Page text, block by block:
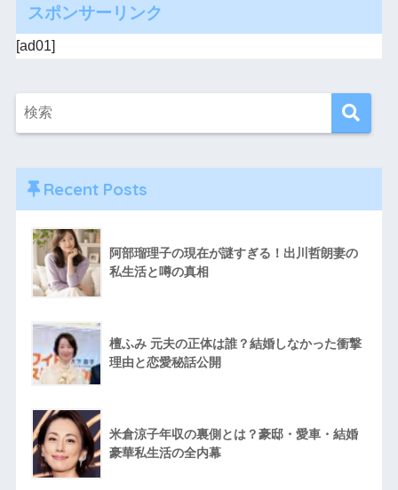
スポンサーリンク
[ad01]
Recent Posts
阿部瑠理子の現在が謎すぎる！出川哲朗妻の
私生活と噂の真相
檀ふみ 元夫の正体は誰？結婚しなかった衝撃
理由と恋愛秘話公開
米倉涼子年収の裏側とは？豪邸・愛車・結婚
豪華私生活の全内幕